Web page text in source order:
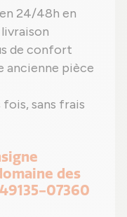
24/48h en
de confort
ancienne pièce
sans frais
des
07360